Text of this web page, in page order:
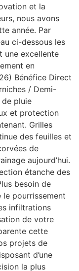
et la
nous avons
année. Par
ci-dessous les
une excellente
en
Bénéfice Direct
/ Demi-
pluie
et protection
Grilles
des feuilles et
de
aujourd’hui.
étanche des
besoin de
pourrissement
infiltrations
de votre
cette
projets de
d’une
la plus